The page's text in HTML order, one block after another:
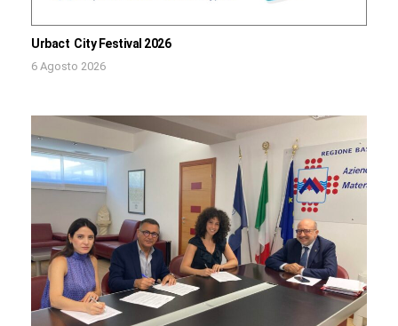
Urbact City Festival 2026
6 Agosto 2026